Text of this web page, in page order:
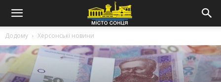
Додому Херсонські новини